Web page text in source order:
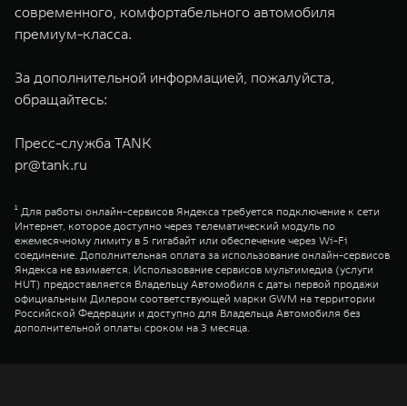
современного, комфортабельного автомобиля
премиум-класса.
За дополнительной информацией, пожалуйста,
обращайтесь:
Пресс-служба TANK
pr@tank.ru
¹ Для работы онлайн-сервисов Яндекса требуется подключение к сети
Интернет, которое доступно через телематический модуль по
ежемесячному лимиту в 5 гигабайт или обеспечение через Wi-Fi
соединение. Дополнительная оплата за использование онлайн-сервисов
Яндекса не взимается. Использование сервисов мультимедиа (услуги
HUT) предоставляется Владельцу Автомобиля с даты первой продажи
официальным Дилером соответствующей марки GWM на территории
Российской Федерации и доступно для Владельца Автомобиля без
дополнительной оплаты сроком на 3 месяца.